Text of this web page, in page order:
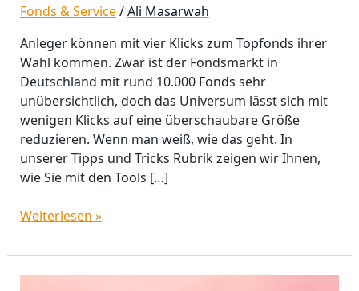
Fonds & Service/Ali Masarwah
Anleger können mit vier Klicks zum Topfonds ihrer
Wahl kommen. Zwar ist der Fondsmarkt in
Deutschland mit rund 10.000 Fonds sehr
unübersichtlich, doch das Universum lässt sich mit
wenigen Klicks auf eine überschaubare Größe
reduzieren. Wenn man weiß, wie das geht. In
unserer Tipps und Tricks Rubrik zeigen wir Ihnen,
wie Sie mit den Tools […]
Weiterlesen »